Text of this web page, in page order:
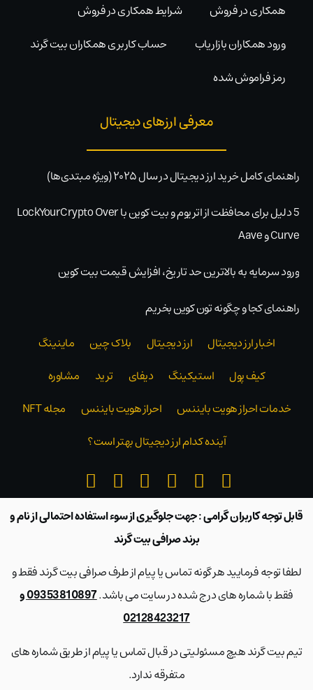
همکاری در فروش
شرایط همکاری در فروش
ورود همکاران بازاریاب
حساب کاربری همکاران بیت گرند
رمز فراموش شده
معرفی ارزهای دیجیتال
راهنمای کامل خرید ارز دیجیتال در سال ۲۰۲۵ (ویژه مبتدی‌ها)
5 دلیل برای محافظت از اتریوم و بیت کوین با LockYourCrypto Over
Curve و Aave
ورود سرمایه به بالاترین حد تاریخ، افزایش قیمت بیت کوین
راهنمای کجا و چگونه تون کوین بخریم
اخبار ارز دیجیتال
ارز دیجیتال بلاک‌ چین
ماینینگ
کیف پول
استیکینگ دیفای ترید
مشاوره
خدمات احراز هویت بایننس
احراز هویت بایننس
مجله NFT
آینده کدام ارز دیجیتال بهتر است؟
قابل توجه کاربران گرامی : جهت جلوگیری از سوء استفاده احتمالی از نام و
برند صرافی بیت گرند
لطفا توجه فرمایید هر گونه تماس یا پیام از طرف صرافی بیت گرند فقط و
فقط با شماره های درج شده در سایت می باشد.
09353810897 و
02128423217
تیم بیت گرند هیچ مسئولیتی در قبال تماس یا پیام از طریق شماره های
متفرقه ندارد.